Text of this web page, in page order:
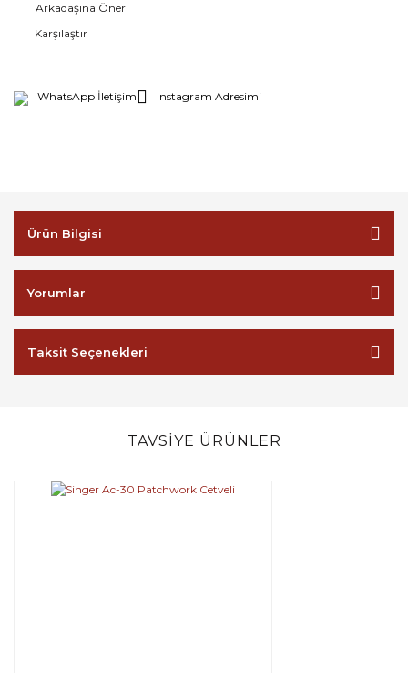
Arkadaşına Öner
Karşılaştır
WhatsApp İletişim Instagram Adresimi
Ürün Bilgisi
Yorumlar
Taksit Seçenekleri
TAVSİYE ÜRÜNLER